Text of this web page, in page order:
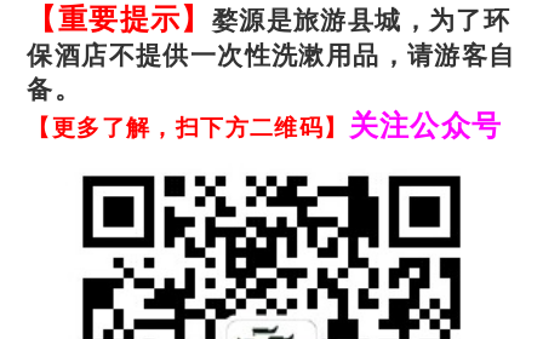
【重要提示】 婺源是旅游县城，为了环
保酒店不提供一次性洗漱用品，请游客自
备。
【更多了解，扫下方二维码】 关注公众号